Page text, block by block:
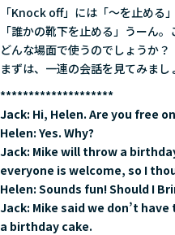
「Knock off」には「～を止める
「誰かの靴下を止める」うーん
どんな場面で使うのでしょうか？
まずは、一連の会話を見てみまし
********************
Jack: Hi, Helen. Are you free
Helen: Yes. Why?
Jack: Mike will throw a
everyone is welcome, so I
Helen: Sounds fun! Should I
Jack: Mike said we don’t
a birthday cake.